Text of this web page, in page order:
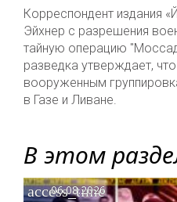
Корреспондент издания
Эйхнер с разрешения
тайную операцию
разведка утверждает,
вооруженным
в Газе и Ливане.
В этом
access_time
06.08.2026